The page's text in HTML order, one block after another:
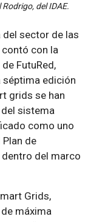
del IDAE.
del sector de las
con la
FutuRed,
séptima edición
grids se han
sistema
como uno
de
dentro del marco
Grids,
máxima